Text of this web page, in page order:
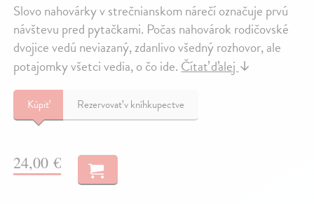
Slovo nahovárky v strečnianskom nárečí označuje prvú
návštevu pred pytačkami. Počas nahovárok rodičovské
dvojice vedú neviazaný, zdanlivo všedný rozhovor, ale
potajomky všetci vedia, o čo ide.Čítať ďalej↓
Kúpiť Rezervovať v kníhkupectve
24,00 €